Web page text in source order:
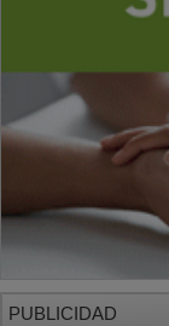
PUBLICIDAD